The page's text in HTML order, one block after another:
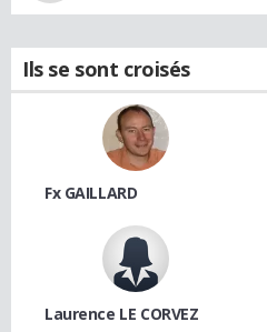
Ils se sont croisés
Fx GAILLARD
Laurence LE CORVEZ